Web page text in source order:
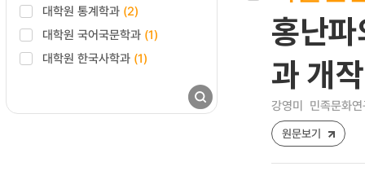
대학원 통계학과 (2)
대학원 국어국문학과 (1)
대학원 한국사학과 (1)
홍난
과 개
강영미 민족문화
원문보기